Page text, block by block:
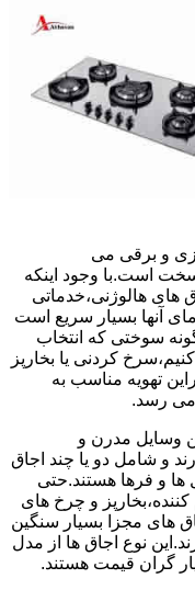
و برقی می
است.با وجود اینکه
های هالوژنی،خدماتی
آنها بسیار سریع است
سوختی که انتخاب
کردنی یا بخارپز
تهویه مناسب به
می رسد.
وسایل مدرن و
و شامل دو یا چند اجاق
و فرها هستند.حتی
و چرخ های
های مجزا بسیار سنگین
نوع اجاق ها از مدل
گران قیمت هستند.